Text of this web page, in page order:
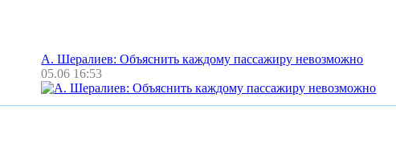
А. Шералиев: Объяснить каждому пассажиру невозможно
05.06 16:53